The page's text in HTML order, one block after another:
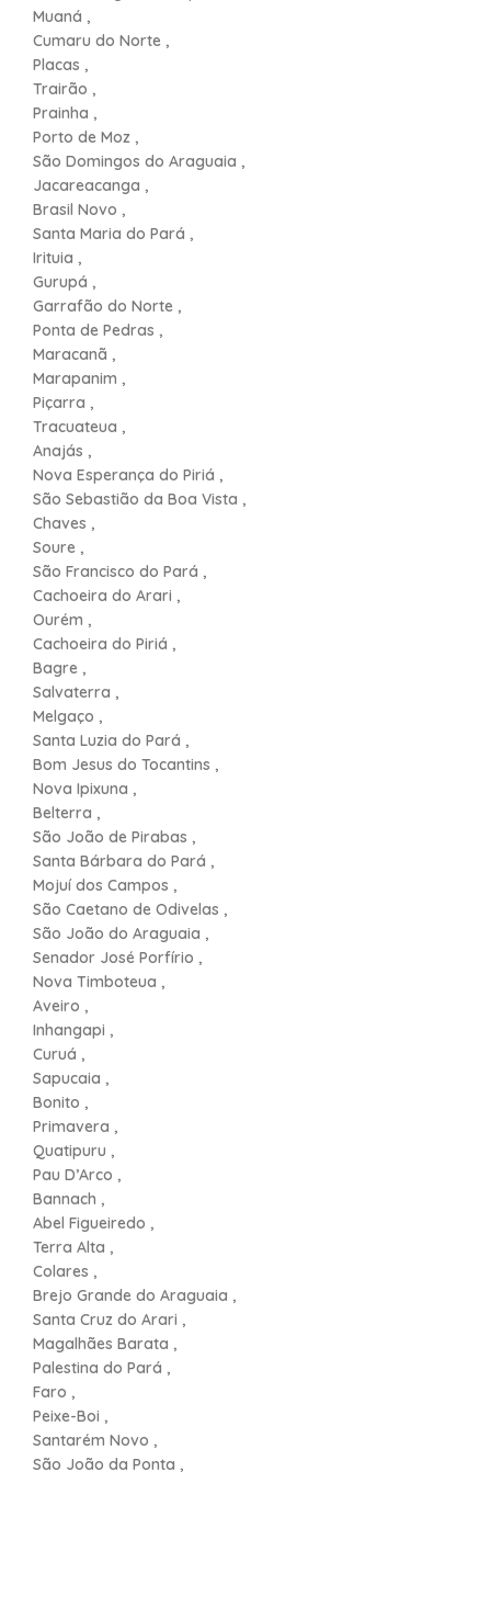
Muaná ,
Cumaru do Norte ,
Placas ,
Trairão ,
Prainha ,
Porto de Moz ,
São Domingos do Araguaia ,
Jacareacanga ,
Brasil Novo ,
Santa Maria do Pará ,
Irituia ,
Gurupá ,
Garrafão do Norte ,
Ponta de Pedras ,
Maracanã ,
Marapanim ,
Piçarra ,
Tracuateua ,
Anajás ,
Nova Esperança do Piriá ,
São Sebastião da Boa Vista ,
Chaves ,
Soure ,
São Francisco do Pará ,
Cachoeira do Arari ,
Ourém ,
Cachoeira do Piriá ,
Bagre ,
Salvaterra ,
Melgaço ,
Santa Luzia do Pará ,
Bom Jesus do Tocantins ,
Nova Ipixuna ,
Belterra ,
São João de Pirabas ,
Santa Bárbara do Pará ,
Mojuí dos Campos ,
São Caetano de Odivelas ,
São João do Araguaia ,
Senador José Porfírio ,
Nova Timboteua ,
Aveiro ,
Inhangapi ,
Curuá ,
Sapucaia ,
Bonito ,
Primavera ,
Quatipuru ,
Pau D’Arco ,
Bannach ,
Abel Figueiredo ,
Terra Alta ,
Colares ,
Brejo Grande do Araguaia ,
Santa Cruz do Arari ,
Magalhães Barata ,
Palestina do Pará ,
Faro ,
Peixe-Boi ,
Santarém Novo ,
São João da Ponta ,